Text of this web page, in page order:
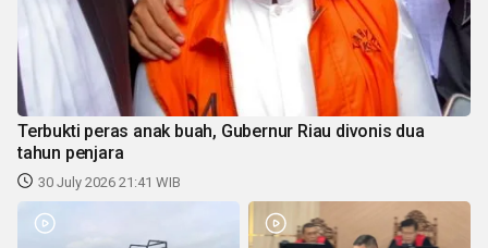
Terbukti peras anak buah, Gubernur Riau divonis dua
tahun penjara
30 July 2026 21:41 WIB